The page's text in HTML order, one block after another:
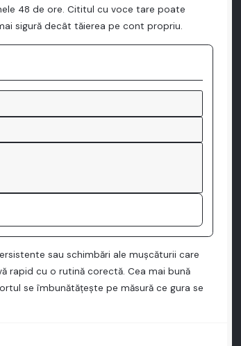
48 de ore. Cititul cu voce tare poate
sigură decât tăierea pe cont propriu.
sau schimbări ale mușcăturii care
rapid cu o rutină corectă. Cea mai bună
se îmbunătățește pe măsură ce gura se